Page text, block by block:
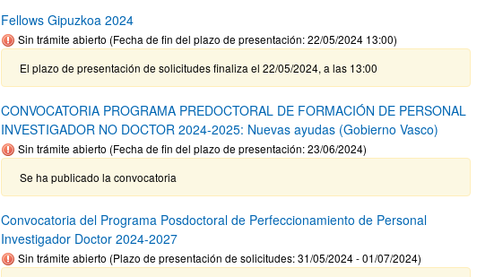
Fellows Gipuzkoa 2024
Sin trámite abierto (Fecha de fin del plazo de presentación: 22/05/2024 13:00)
El plazo de presentación de solicitudes finaliza el 22/05/2024, a las 13:00
CONVOCATORIA PROGRAMA PREDOCTORAL DE FORMACIÓN DE PERSONAL
INVESTIGADOR NO DOCTOR 2024-2025: Nuevas ayudas (Gobierno Vasco)
Sin trámite abierto (Fecha de fin del plazo de presentación: 23/06/2024)
Se ha publicado la convocatoria
Convocatoria del Programa Posdoctoral de Perfeccionamiento de Personal
Investigador Doctor 2024-2027
Sin trámite abierto (Plazo de presentación de solicitudes: 31/05/2024 - 01/07/2024)